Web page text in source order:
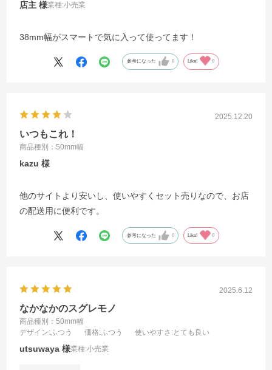
店主 業種:小売業
38mm幅がスマートで気に入って使ってます！
参考になった 0 Like! 0
2025.12.20
いつもこれ！
商品種別：50mm幅
kazu
他のサイトより安いし、使いやすくセット売りなので、お店
の配送用に便利です。
参考になった 0 Like! 0
2025.6.12
なかなかのスグレモノ
商品種別：50mm幅
デザイン:ふつう 価格:ふつう 使いやすさ :とても良い
utsuwaya 業種:小売業